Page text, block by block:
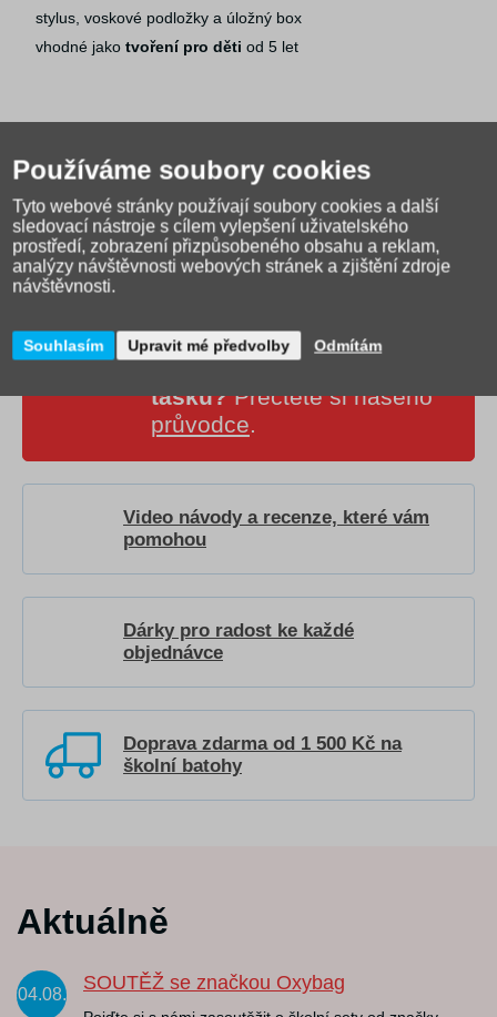
stylus, voskové podložky a úložný box
vhodné jako tvoření pro děti od 5 let
Jak správně vybrat školní
tašku?Přečtěte si našeho
průvodce.
Video návody a recenze, které vám
pomohou
Dárky pro radost ke každé
objednávce
Doprava zdarma od 1 500 Kč na
školní batohy
Aktuálně
04.08.
SOUTĚŽ se značkou Oxybag
Používáme soubory cookies
Tyto webové stránky používají soubory cookies a další
sledovací nástroje s cílem vylepšení uživatelského
prostředí, zobrazení přizpůsobeného obsahu a reklam,
analýzy návštěvnosti webových stránek a zjištění zdroje
návštěvnosti.
Souhlasím Upravit mé předvolby Odmítám